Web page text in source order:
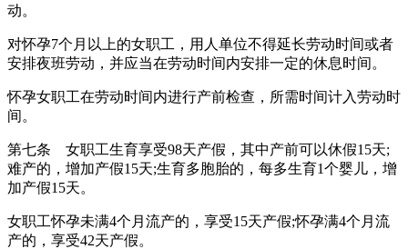
动。
对怀孕7个月以上的女职工，用人单位不得延长劳动时间或者
安排夜班劳动，并应当在劳动时间内安排一定的休息时间。
怀孕女职工在劳动时间内进行产前检查，所需时间计入劳动时
间。
第七条 女职工生育享受98天产假，其中产前可以休假15天;
难产的，增加产假15天;生育多胞胎的，每多生育1个婴儿，增
加产假15天。
女职工怀孕未满4个月流产的，享受15天产假;怀孕满4个月流
产的，享受42天产假。